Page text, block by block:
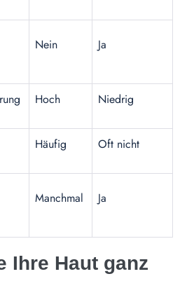
Nein Ja
Hoch Niedrig
Häufig Oft nicht
Manchmal Ja
Ihre Haut ganz